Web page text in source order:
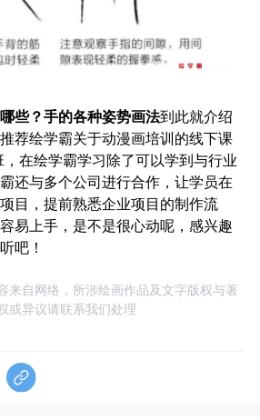
些？手的各种姿势画法到此就介绍
荐绘学霸关于动漫画培训的线下课
，在绘学霸学习除了可以学到与行业
还与多个公司进行合作，让学员在
目，提前熟悉企业项目的制作流
易上手，是不是很心动呢，感兴趣
吧！
来自网络，所涉绘画作品及文字版权与著
或异议请联系我们处理